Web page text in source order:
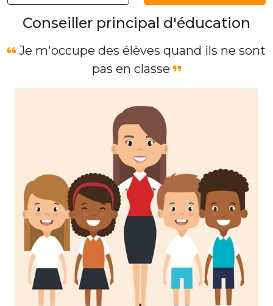
Conseiller principal d'éducation
Je m'occupe des élèves quand ils ne sont
pas en classe